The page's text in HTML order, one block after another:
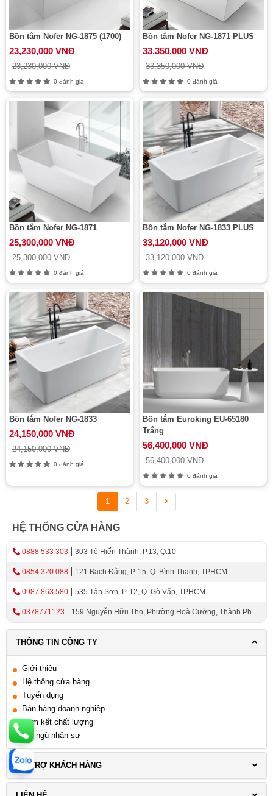
Bồn tắm Nofer NG-1875 (1700)
23,230,000 VNĐ
23,230,000 VNĐ
0 đánh giá
Bồn tắm Nofer NG-1871 PLUS
33,350,000 VNĐ
33,350,000 VNĐ
0 đánh giá
Bồn tắm Nofer NG-1871
25,300,000 VNĐ
25,300,000 VNĐ
0 đánh giá
Bồn tắm Nofer NG-1833 PLUS
33,120,000 VNĐ
33,120,000 VNĐ
0 đánh giá
Bồn tắm Nofer NG-1833
24,150,000 VNĐ
24,150,000 VNĐ
0 đánh giá
Bồn tắm Euroking EU-65180
Trắng
56,400,000 VNĐ
56,400,000 VNĐ
0 đánh giá
1 2 3
HỆ THỐNG CỬA HÀNG
0888 533 303 303 Tô Hiến Thành, P.13, Q.10
0854 320 088 121 Bạch Đằng, P. 15, Q. Bình Thạnh, TPHCM
0987 863 580 535 Tân Sơn, P. 12, Q. Gò Vấp, TPHCM
0378771123
159 Nguyễn Hữu Thọ, Phường Hoà Cường, Thành Phố
THÔNG TIN CÔNG TY
Giới thiệu
Hệ thống cửa hàng
Tuyển dụng
Bán hàng doanh nghiệp
Cam kết chất lượng
Đội ngũ nhân sự
HỖ TRỢ KHÁCH HÀNG